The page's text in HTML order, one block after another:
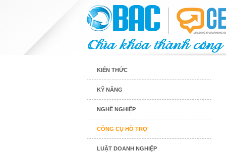
KIẾN THỨC
KỸ NĂNG
NGHỀ NGHIỆP
CÔNG CỤ HỖ TRỢ
LUẬT DOANH NGHIỆP